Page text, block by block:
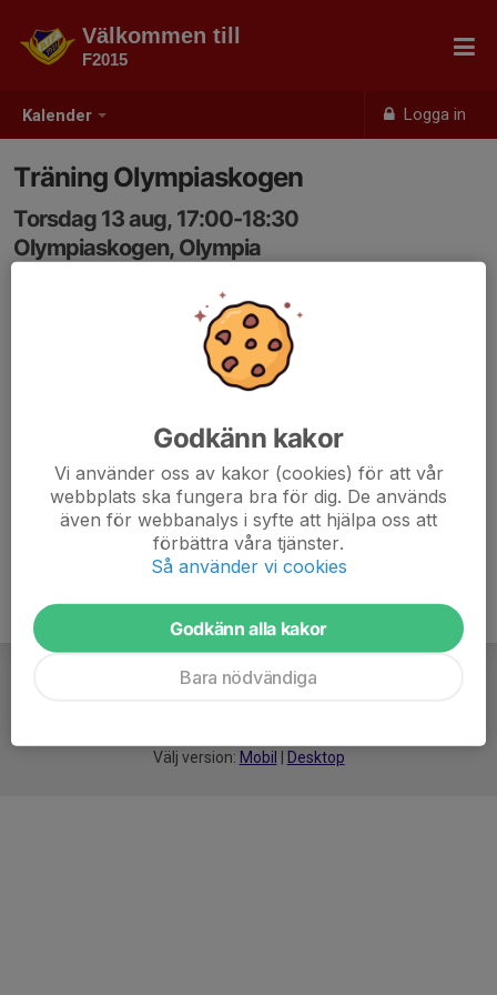
Kalender Logga in
Välkommen till
F2015
Träning Olympiaskogen
Torsdag 13 aug, 17:00-18:30
Olympiaskogen, Olympia
Samling: 16:45, Olympiaskogen, Olympia
Välj version: Mobil Desktop
Godkänn kakor
Vi använder oss av kakor (cookies) för att vår
webbplats ska fungera bra för dig. De används
även för webbanalys i syfte att hjälpa oss att
förbättra våra tjänster.
Så använder vi cookies
Godkänn alla kakor
Bara nödvändiga